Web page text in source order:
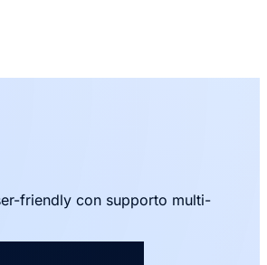
friendly con supporto multi-